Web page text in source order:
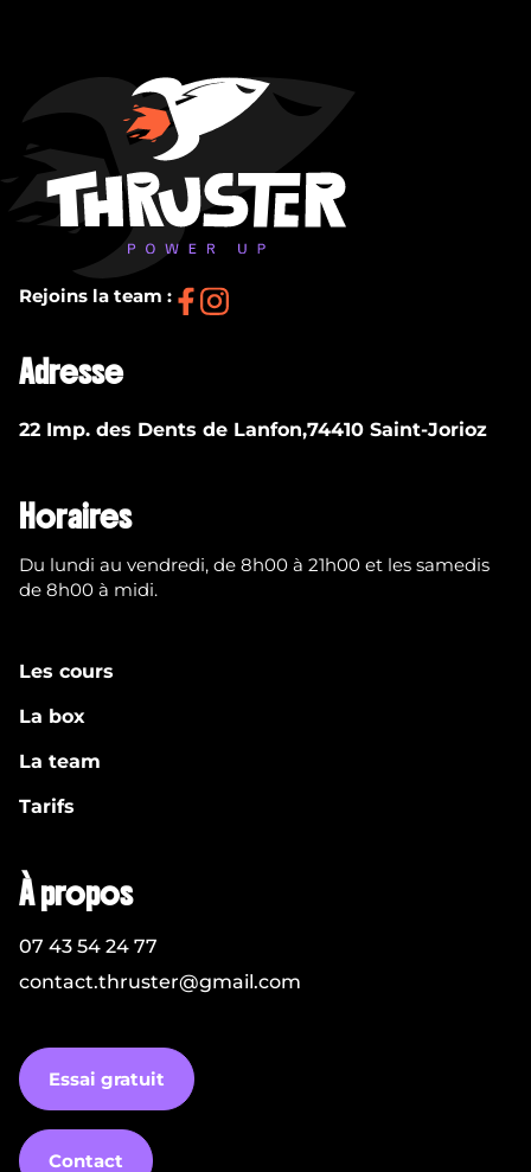
Rejoins la team :
Adresse
22 Imp. des Dents de Lanfon,74410 Saint-Jorioz
Horaires
Du lundi au vendredi, de 8h00 à 21h00 et les samedis
de 8h00 à midi.
Les cours
La box
La team
Tarifs
À propos
07 43 54 24 77
contact.thruster@gmail.com
Essai gratuit
Contact